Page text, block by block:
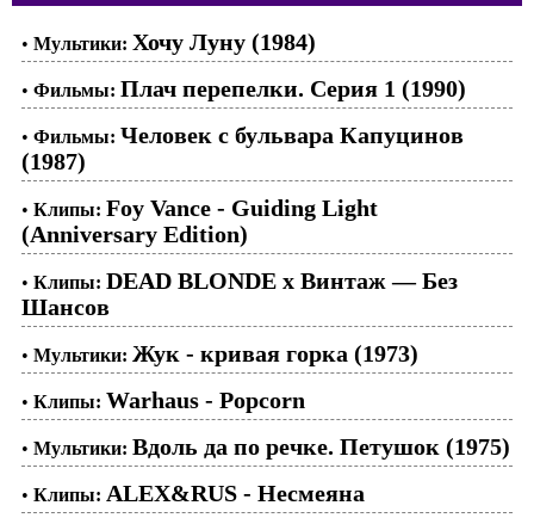
• Мультики: Хочу Луну (1984)
• Фильмы: Плач перепелки. Серия 1 (1990)
• Фильмы: Человек с бульвара Капуцинов
(1987)
• Клипы: Foy Vance - Guiding Light
(Anniversary Edition)
• Клипы: DEAD BLONDE x Винтаж — Без
Шансов
• Мультики: Жук - кривая горка (1973)
• Клипы: Warhaus - Popcorn
• Мультики: Вдоль да по речке. Петушок (1975)
• Клипы: ALEX&RUS - Несмеяна